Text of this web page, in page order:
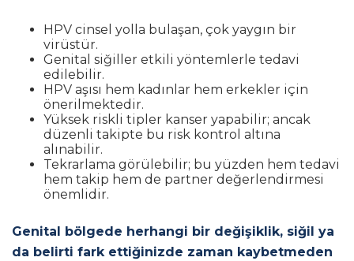
HPV cinsel yolla bulaşan, çok yaygın bir
virüstür.
Genital siğiller etkili yöntemlerle tedavi
edilebilir.
HPV aşısı hem kadınlar hem erkekler için
önerilmektedir.
Yüksek riskli tipler kanser yapabilir; ancak
düzenli takipte bu risk kontrol altına
alınabilir.
Tekrarlama görülebilir; bu yüzden hem tedavi
hem takip hem de partner değerlendirmesi
önemlidir.
Genital bölgede herhangi bir değişiklik, siğil ya
da belirti fark ettiğinizde zaman kaybetmeden